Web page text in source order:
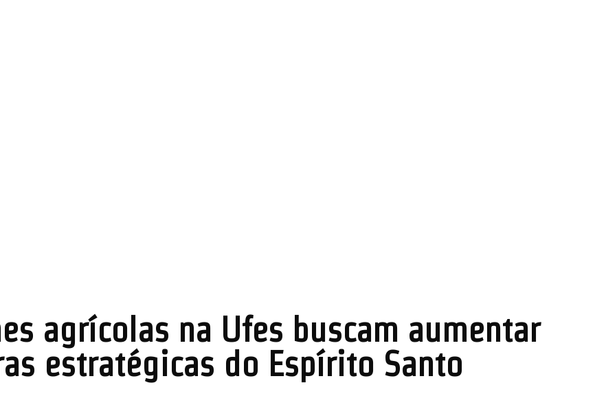
agrícolas na Ufes buscam aumentar
estratégicas do Espírito Santo